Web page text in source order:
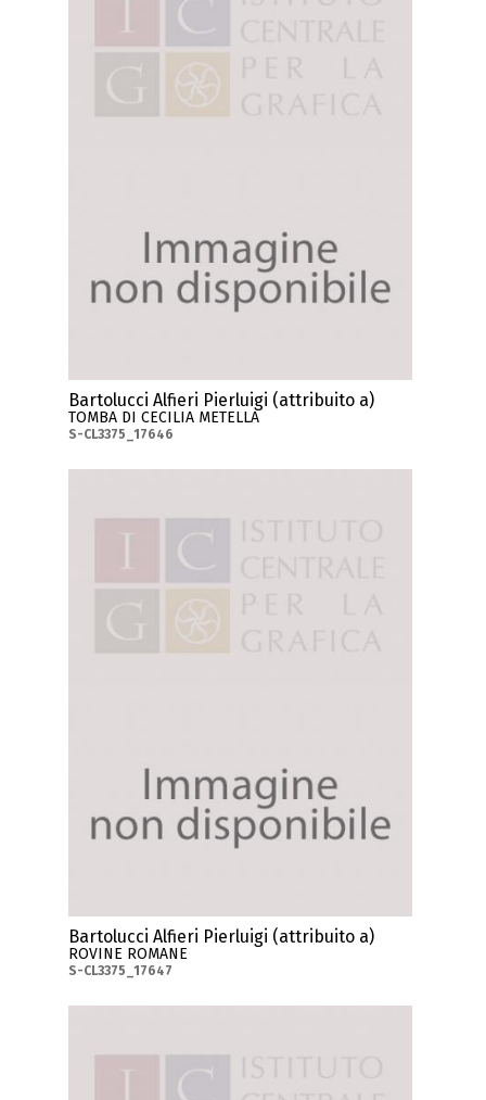
Bartolucci Alfieri Pierluigi (attribuito a)
TOMBA DI CECILIA METELLA
S-CL3375_17646
Bartolucci Alfieri Pierluigi (attribuito a)
ROVINE ROMANE
S-CL3375_17647